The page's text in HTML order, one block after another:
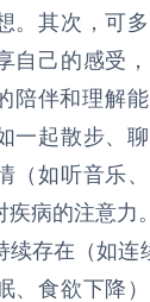
。其次，可多
自己的感受
伴和理解
一起散步、
（如听音乐、
病的注意力。
续存在（如连
、食欲下降